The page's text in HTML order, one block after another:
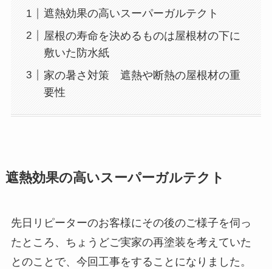
遮熱効果の高いスーパーガルテクト
屋根の寿命を決めるものは屋根材の下に
敷いた防水紙
家の暑さ対策 遮熱や断熱の屋根材の重
要性
遮熱効果の高いスーパーガルテクト
先日リピーターのお客様にその後のご様子を伺っ
たところ、ちょうどご実家の再塗装を考えていた
とのことで、今回工事をすることになりました。